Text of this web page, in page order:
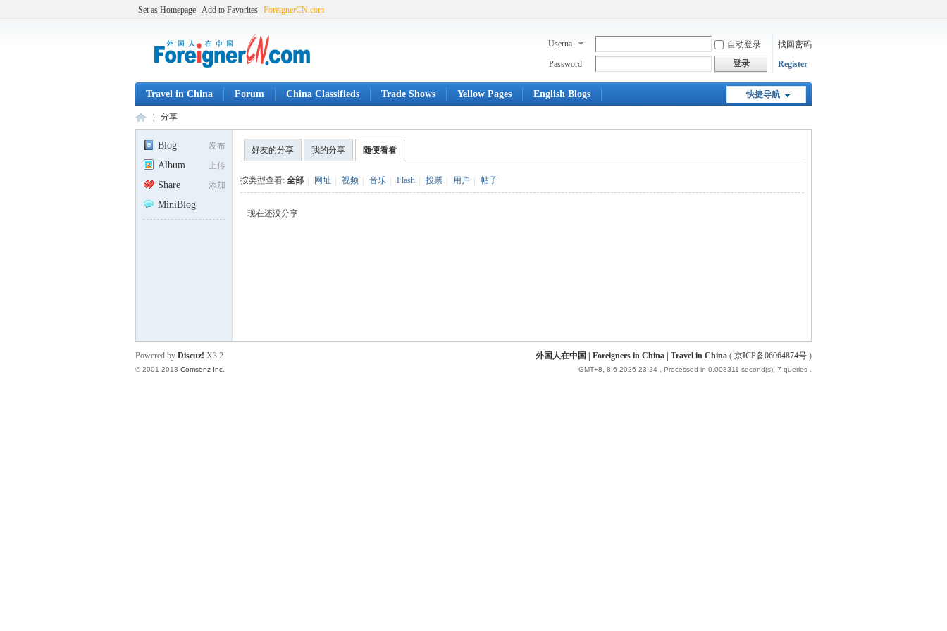
Set as Homepage Add to Favorites ForeignerCN.com
Userna
自动登录
找回密码
Password
登录 Register
快捷导航
Travel in China Forum China Classifieds Trade Shows Yellow Pages English Blogs
分享
发布
Blog
上传
Album
添加
Share
MiniBlog
好友的分享 我的分享 随便看看
按类型查看: 全部 网址 视频 音乐 Flash 投票 用户 帖子
现在还没分享
外国人在中国 | Foreigners in China | Travel in China ( 京ICP备06064874号 )
GMT+8, 8-6-2026 23:24 , Processed in 0.008311 second(s), 7 queries .
Powered by Discuz! X3.2
© 2001-2013 Comsenz Inc.